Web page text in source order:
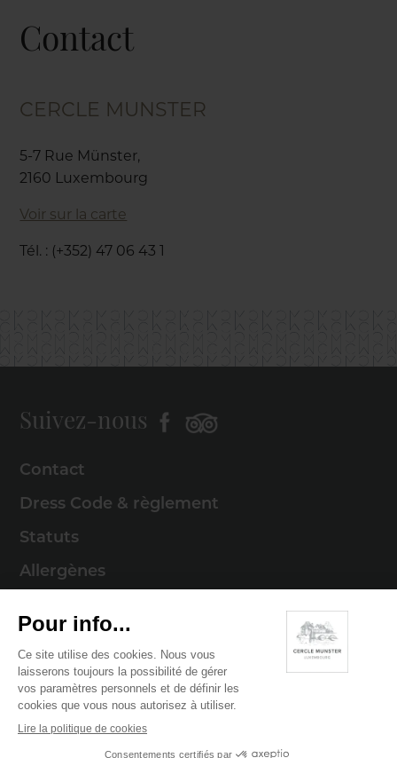
Contact
CERCLE MUNSTER
5-7 Rue Münster,
2160 Luxembourg
Voir sur la carte
Tél. : (+352) 47 06 43 1
Suivez-nous
Contact
Dress Code & règlement
Statuts
Allergènes
Mentions légales
Politique de cookies
Politique de confidentialité
© 2026 Cercle Munster . Tous droits réservés